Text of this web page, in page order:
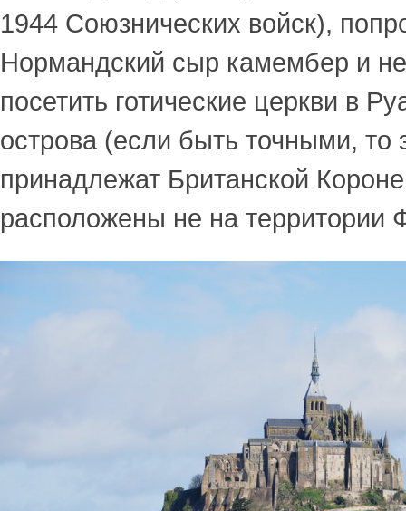
1944 Союзнических войск),
Нормандский сыр камембер и
посетить готические церкви в
острова (если быть точными, то
принадлежат Британской
расположены не на территории